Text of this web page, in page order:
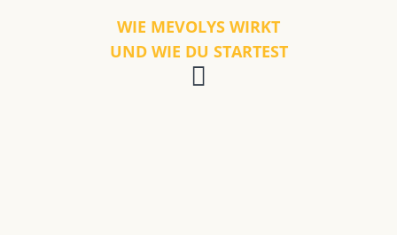
WIE MEVOLYS WIRKT
UND WIE DU STARTEST